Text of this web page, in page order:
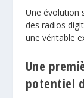
Une évolution
des radios
une véritable
Une
potentiel